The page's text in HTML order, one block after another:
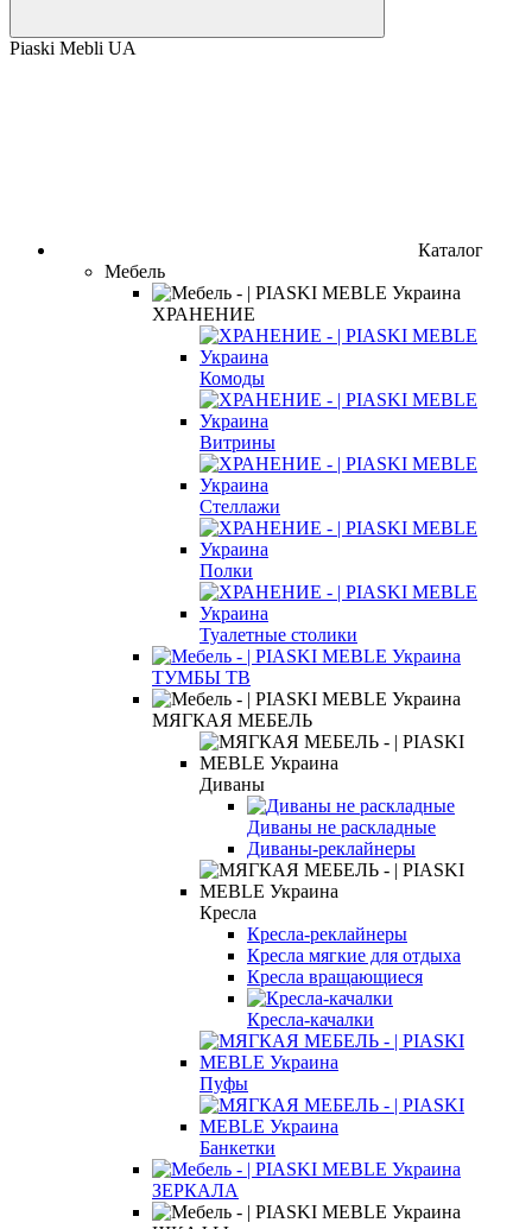
Piaski Mebli UA
Каталог
Мебель
ХРАНЕНИЕ
Комоды
Витрины
Стеллажи
Полки
Туалетные столики
ТУМБЫ ТВ
МЯГКАЯ МЕБЕЛЬ
Диваны
Диваны не раскладные
Диваны-реклайнеры
Кресла
Кресла-реклайнеры
Кресла мягкие для отдыха
Кресла вращающиеся
Кресла-качалки
Пуфы
Банкетки
ЗЕРКАЛА